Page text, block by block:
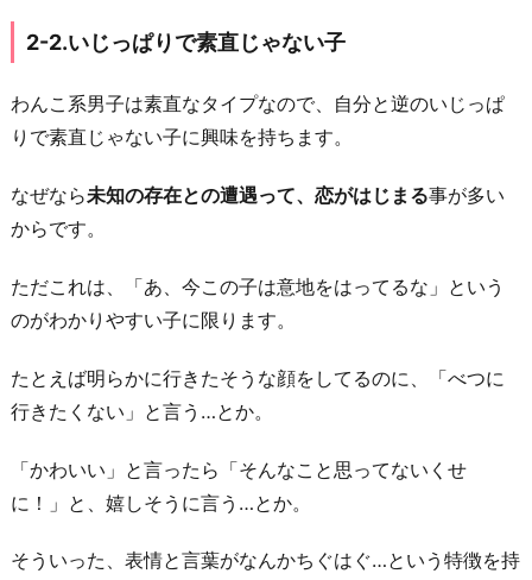
2-2.いじっぱりで素直じゃない子
わんこ系男子は素直なタイプなので、自分と逆のいじっぱ
りで素直じゃない子に興味を持ちます。
なぜなら未知の存在との遭遇って、恋がはじまる事が多い
からです。
ただこれは、「あ、今この子は意地をはってるな」という
のがわかりやすい子に限ります。
たとえば明らかに行きたそうな顔をしてるのに、「べつに
行きたくない」と言う…とか。
「かわいい」と言ったら「そんなこと思ってないくせ
に！」と、嬉しそうに言う…とか。
そういった、表情と言葉がなんかちぐはぐ…という特徴を持